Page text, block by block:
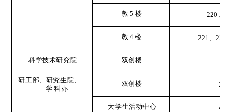
教 5 楼 220 、
教4 楼 221 、222
科学技术研究院 双创楼 1
研工部、研究生院、
学 科办
双创楼 2
大学生活动中心 4